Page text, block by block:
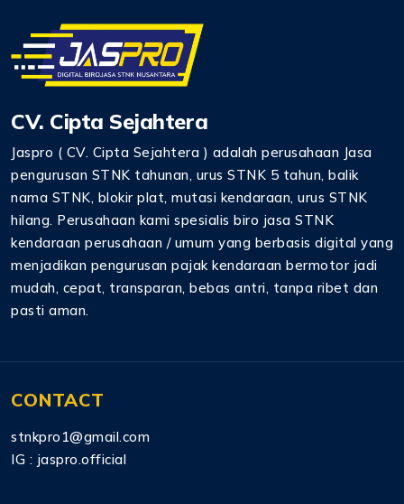
CV. Cipta Sejahtera
Jaspro ( CV. Cipta Sejahtera ) adalah perusahaan Jasa
pengurusan STNK tahunan, urus STNK 5 tahun, balik
nama STNK, blokir plat, mutasi kendaraan, urus STNK
hilang. Perusahaan kami spesialis biro jasa STNK
kendaraan perusahaan / umum yang berbasis digital yang
menjadikan pengurusan pajak kendaraan bermotor jadi
mudah, cepat, transparan, bebas antri, tanpa ribet dan
pasti aman.
CONTACT
stnkpro1@gmail.com
IG : jaspro.official